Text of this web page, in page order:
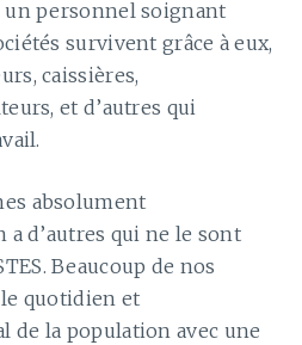
un personnel soignant
survivent grâce à eux,
caissières,
et d’autres qui
absolument
d’autres qui ne le sont
Beaucoup de nos
quotidien et
de la population avec une